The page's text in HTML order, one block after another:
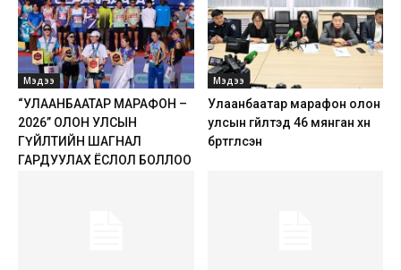
Мэдээ
“УЛААНБААТАР МАРАФОН –
2026” ОЛОН УЛСЫН
ГҮЙЛТИЙН ШАГНАЛ
ГАРДУУЛАХ ЁСЛОЛ БОЛЛОО
Мэдээ
Улаанбаатар марафон олон
улсын гүйлтэд 46 мянган хүн
бүртгүүлсэн